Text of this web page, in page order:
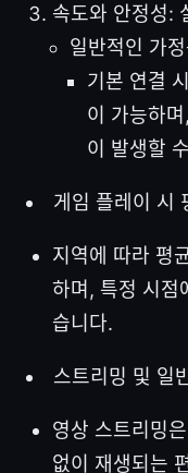
속도와 안정성:
일반적인 가
기본 연결
이 가능하
이 발생할
게임 플레이 시
지역에 따라 평
하며, 특정 시점
습니다.
스트리밍 및 일
영상 스트리밍
없이 재생되는